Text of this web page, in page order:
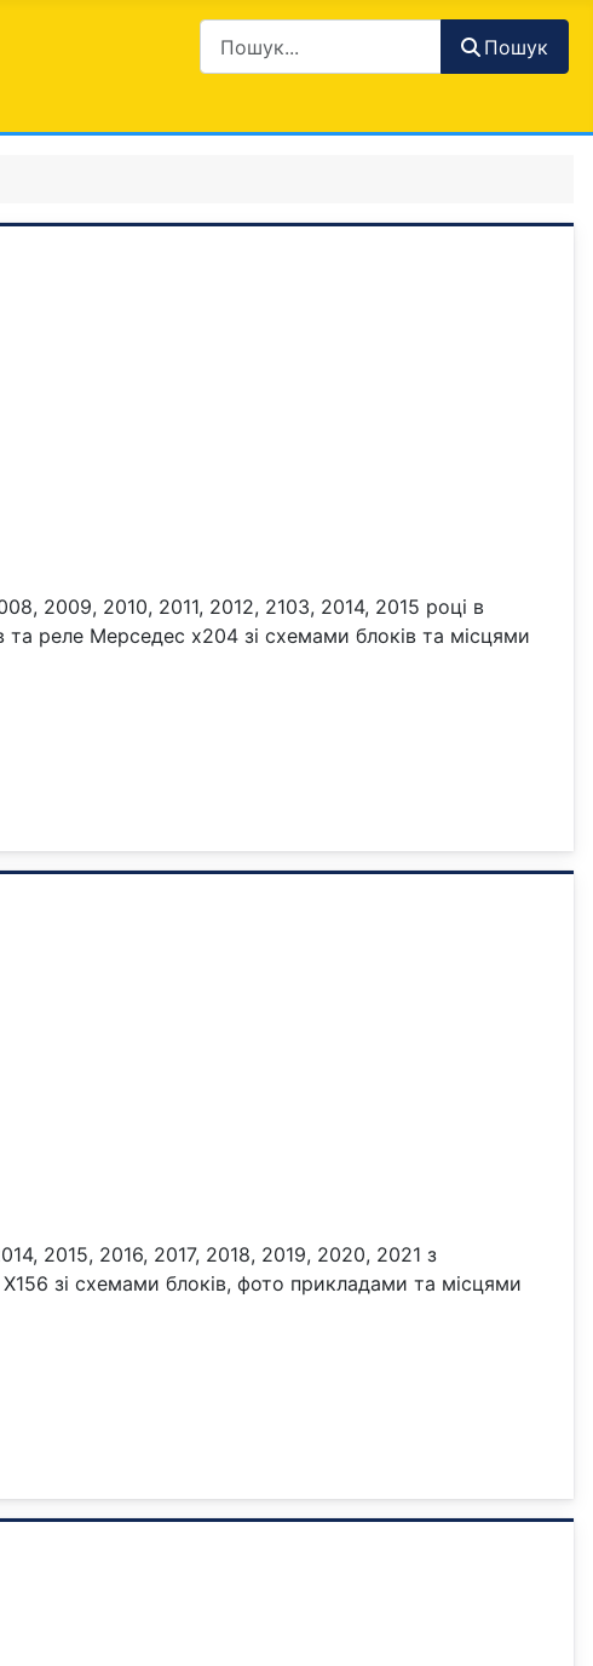
Пошук
2009, 2010, 2011, 2012, 2103, 2014, 2015 році в
та реле Мерседес х204 зі схемами блоків та місцями
2015, 2016, 2017, 2018, 2019, 2020, 2021 з
зі схемами блоків, фото прикладами та місцями